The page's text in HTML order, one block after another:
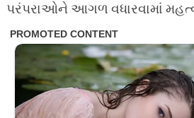
પરંપરાઓને આગળ વધારવામાં